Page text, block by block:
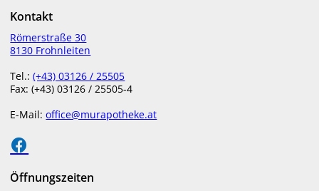
Laternderlfest der Kinderkrippe
Frohnleiten, 8.11.2019
Kontakt
Römerstraße 30
8130 Frohnleiten
Tel.:(+43) 03126 / 25505
Fax: (+43) 03126 / 25505-4
E-Mail:office@murapotheke.at
Öffnungszeiten